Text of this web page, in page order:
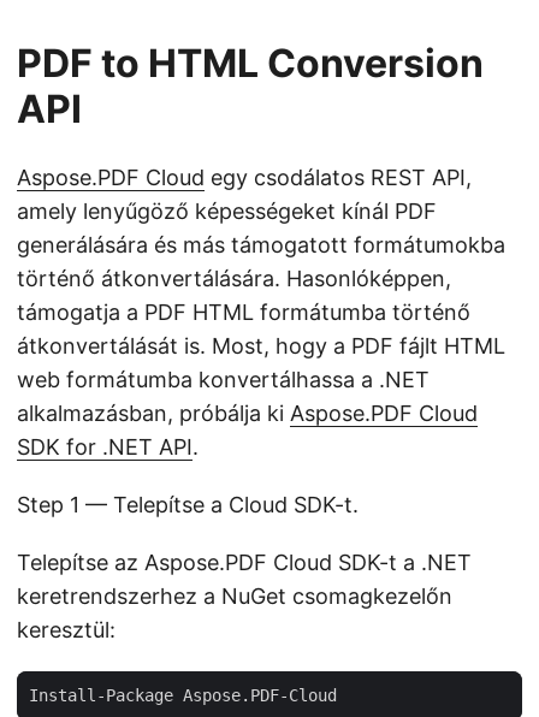
PDF to HTML Conversion
API
Aspose.PDF Cloud egy csodálatos REST API,
amely lenyűgöző képességeket kínál PDF
generálására és más támogatott formátumokba
történő átkonvertálására. Hasonlóképpen,
támogatja a PDF HTML formátumba történő
átkonvertálását is. Most, hogy a PDF fájlt HTML
web formátumba konvertálhassa a .NET
alkalmazásban, próbálja ki Aspose.PDF Cloud
SDK for .NET API.
Step 1 — Telepítse a Cloud SDK-t.
Telepítse az Aspose.PDF Cloud SDK-t a .NET
keretrendszerhez a NuGet csomagkezelőn
keresztül: